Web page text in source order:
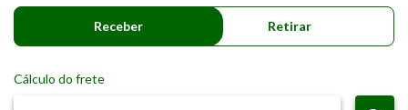
Receber Retirar
Cálculo do frete